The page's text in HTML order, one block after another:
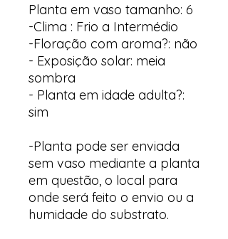
Planta em vaso tamanho: 6
-Clima : Frio a Intermédio
-Floração com aroma?: não
- Exposição solar: meia
sombra
- Planta em idade adulta?:
sim
-Planta pode ser enviada
sem vaso mediante a planta
em questão, o local para
onde será feito o envio ou a
humidade do substrato.